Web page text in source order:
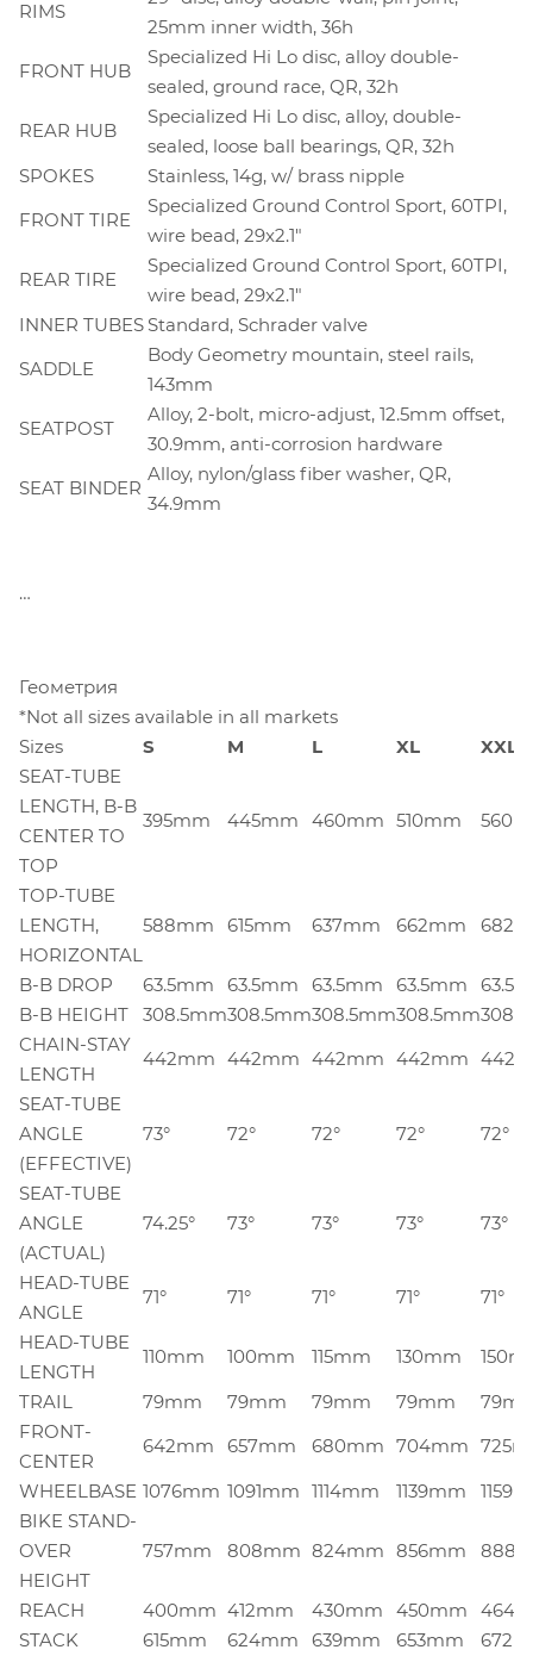
RIMS
25mm inner width, 36h
FRONT HUB
Specialized Hi Lo disc, alloy double-
sealed, ground race, QR, 32h
REAR HUB
Specialized Hi Lo disc, alloy, double-
sealed, loose ball bearings, QR, 32h
SPOKES
Stainless, 14g, w/ brass nipple
FRONT TIRE
Specialized Ground Control Sport, 60TPI,
wire bead, 29x2.1"
REAR TIRE
Specialized Ground Control Sport, 60TPI,
wire bead, 29x2.1"
INNER TUBES Standard, Schrader valve
SADDLE
Body Geometry mountain, steel rails,
143mm
SEATPOST
Alloy, 2-bolt, micro-adjust, 12.5mm offset,
30.9mm, anti-corrosion hardware
SEAT BINDER
Alloy, nylon/glass fiber washer, QR,
34.9mm
Геометрия
*Not all sizes available in all markets
Sizes
S M L XL
XXL
SEAT-TUBE
LENGTH, B-B
CENTER TO
TOP
395mm 445mm 460mm 510mm
TOP-TUBE
LENGTH,
HORIZONTAL
588mm 615mm 637mm 662mm
B-B DROP 63.5mm 63.5mm 63.5mm 63.5mm
B-B HEIGHT
308.5mm308.5mm308.5mm308.5mm
CHAIN-STAY
LENGTH
442mm 442mm 442mm 442mm
SEAT-TUBE
ANGLE
(EFFECTIVE)
73° 72° 72° 72° 72°
SEAT-TUBE
ANGLE
(ACTUAL)
74.25° 73° 73° 73° 73°
HEAD-TUBE
ANGLE
71° 71° 71° 71°
71°
HEAD-TUBE
LENGTH
110mm 100mm 115mm 130mm
TRAIL
79mm 79mm 79mm 79mm
FRONT-
CENTER
642mm 657mm 680mm 704mm
WHEELBASE 1076mm 1091mm 1114mm 1139mm
BIKE STAND-
OVER
HEIGHT
757mm 808mm 824mm 856mm
REACH 400mm 412mm 430mm 450mm
STACK
615mm 624mm 639mm 653mm